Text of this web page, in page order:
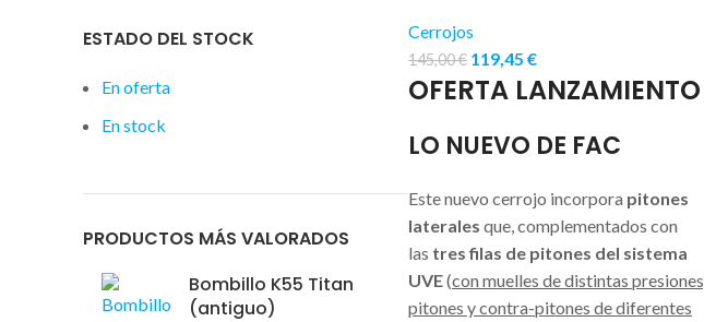
ESTADO DEL STOCK
En oferta
En stock
PRODUCTOS MÁS VALORADOS
Bombillo K55 Titan
(antiguo)
Cerrojos
145,00€ 119,45 €
OFERTA LANZAMIENTO
LO NUEVO DE FAC
Este nuevo cerrojo incorpora pitones
laterales que, complementados con
las tres filas de pitones del sistema
UVE(con muelles de distintas presiones,
pitones y contra-pitones de diferentes